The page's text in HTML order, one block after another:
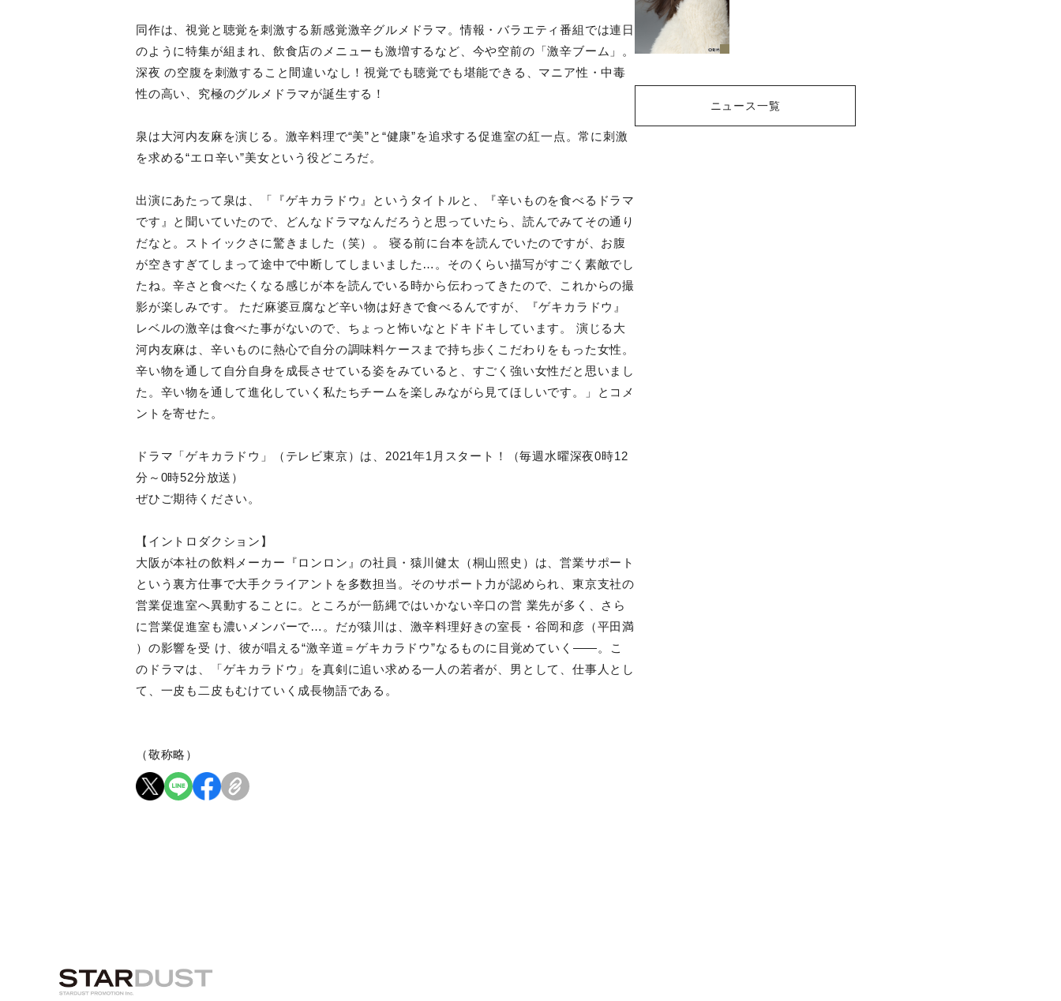
同作は、視覚と聴覚を刺激する新感覚激辛グルメドラマ。情報・バラエティ番組では連日
のように特集が組まれ、飲食店のメニューも激増するなど、今や空前の「激辛ブーム」。
深夜 の空腹を刺激すること間違いなし！視覚でも聴覚でも堪能できる、マニア性・中毒
性の高い、究極のグルメドラマが誕生する！
泉は⼤河内友⿇を演じる。激辛料理で“美”と“健康”を追求する促進室の紅⼀点。常に刺激
を求める“エロ辛い”美⼥という役どころだ。
出演にあたって泉は、「『ゲキカラドウ』というタイトルと、『辛いものを食べるドラマ
です』と聞いていたので、どんなドラマなんだろうと思っていたら、読んでみてその通り
だなと。ストイックさに驚きました（笑）。 寝る前に台本を読んでいたのですが、お腹
が空きすぎてしまって途中で中断してしまいました…。そのくらい描写がすごく素敵でし
たね。辛さと食べたくなる感じが本を読んでいる時から伝わってきたので、これからの撮
影が楽しみです。 ただ麻婆豆腐など辛い物は好きで食べるんですが、『ゲキカラドウ』
レベルの激辛は食べた事がないので、ちょっと怖いなとドキドキしています。 演じる大
河内友麻は、辛いものに熱心で自分の調味料ケースまで持ち歩くこだわりをもった⼥性。
辛い物を通して自分自身を成長させている姿をみていると、すごく強い⼥性だと思いまし
た。辛い物を通して進化していく私たちチームを楽しみながら見てほしいです。」とコメ
ントを寄せた。
ドラマ「ゲキカラドウ」（テレビ東京）は、2021年1月スタート！（毎週水曜深夜0時12
分～0時52分放送）
ぜひご期待ください。
【イントロダクション】
大阪が本社の飲料メーカー『ロンロン』の社員・猿川健太（桐山照史）は、営業サポート
という裏方仕事で大⼿クライアントを多数担当。そのサポート力が認められ、東京支社の
営業促進室へ異動することに。ところが⼀筋縄ではいかない辛口の営 業先が多く、さら
に営業促進室も濃いメンバーで…。だが猿川は、激辛料理好きの室長・⾕岡和彦（平⽥満
）の影響を受 け、彼が唱える“激辛道＝ゲキカラドウ”なるものに目覚めていく――。こ
のドラマは、「ゲキカラドウ」を真剣に追い求める一人の若者が、男として、仕事人とし
て、一皮も二皮もむけていく成長物語である。
（敬称略）
ニュース一覧